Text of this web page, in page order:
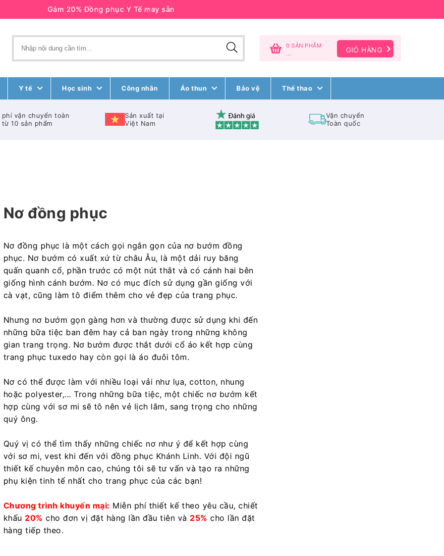
Gảm 20% Đồng phục Y Tế may sẵn
0 SẢN PHẨM
...
GIỎ HÀNG
Y tế Học sinh Công nhân Áo thun Bảo vệ Thể thao
phí vận chuyển toàn
10 sản phẩm
Sản xuất tại
Việt Nam
Vận chuyển
Toàn quốc
Nơ đồng phục
Nơ đồng phục là một cách gọi ngắn gọn của nơ bướm đồng
phục. Nơ bướm có xuất xứ từ châu Âu, là một dải ruy băng
quấn quanh cổ, phần trước có một nút thắt và có cánh hai bên
giống hình cánh bướm. Nơ có mục đích sử dụng gần giống với
cà vạt, cũng làm tô điểm thêm cho vẻ đẹp của trang phục.
Nhưng nơ bướm gọn gàng hơn và thường được sử dụng khi đến
những bữa tiệc ban đêm hay cả ban ngày trong những không
gian trang trọng. Nơ bướm được thắt dưới cổ áo kết hợp cùng
trang phục tuxedo hay còn gọi là áo đuôi tôm.
Nơ có thể được làm với nhiều loại vải như lụa, cotton, nhung
hoặc polyester,... Trong những bữa tiệc, một chiếc nơ bướm kết
hợp cùng với sơ mi sẽ tô nên vẻ lịch lãm, sang trọng cho những
quý ông.
Quý vị có thể tìm thấy những chiếc nơ như ý để kết hợp cùng
với sơ mi, vest khi đến với đồng phục Khánh Linh. Với đội ngũ
thiết kế chuyên môn cao, chúng tôi sẽ tư vấn và tạo ra những
phụ kiện tinh tế nhất cho trang phục của các bạn!
Chương trình khuyến mại: Miễn phí thiết kế theo yêu cầu, chiết
khấu 20% cho đơn vị đặt hàng lần đầu tiên và 25% cho lần đặt
hàng tiếp theo.